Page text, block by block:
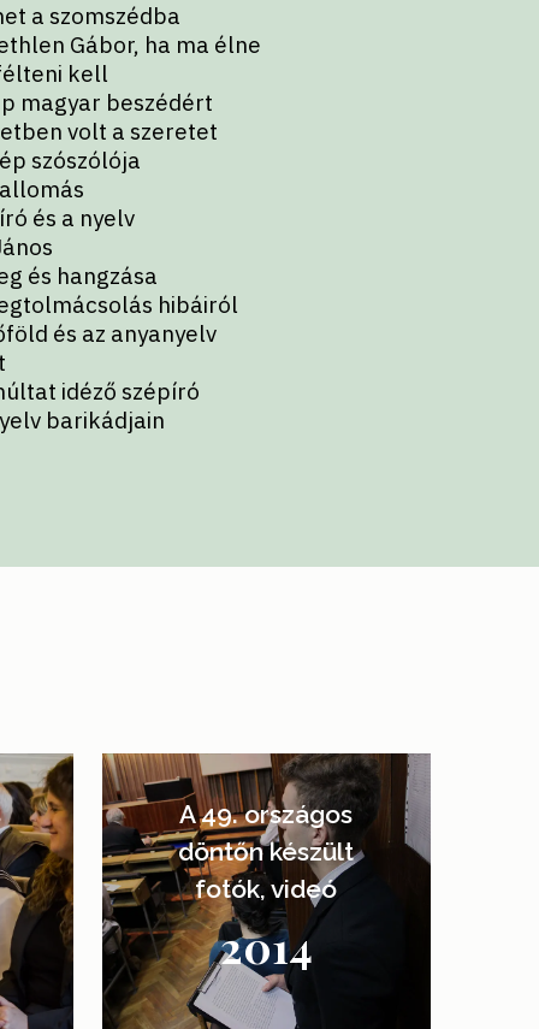
a szomszédba
Gábor, ha ma élne
kell
magyar beszédért
volt a szeretet
szószólója
és a nyelv
és hangzása
hibáiról
és az anyanyelv
idéző szépíró
barikádjain
A 49. országos
döntőn készült
fotók, videó
2014
Learn
more